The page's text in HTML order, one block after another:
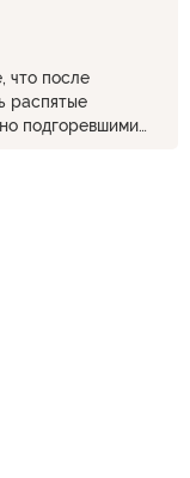
что после
распятые
подгоревшими